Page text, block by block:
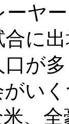
ヤ
に
が
い
、全